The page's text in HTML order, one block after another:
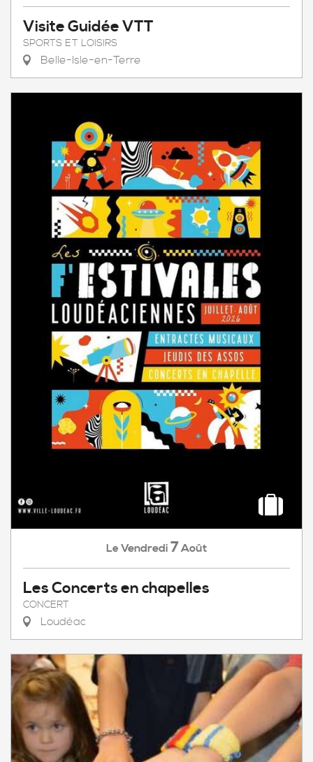
Visite Guidée VTT
SPORTS ET LOISIRS
Belle-Isle-en-Terre
Le Vendredi 7Août
Les Concerts en chapelles
CONCERT
Loudéac